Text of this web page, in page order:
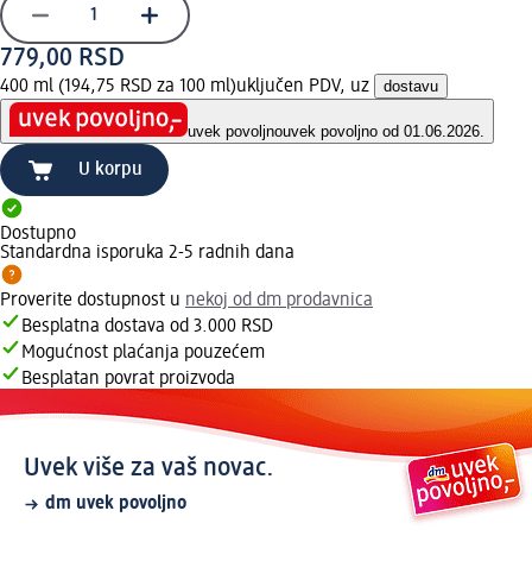
779,00 RSD
400 ml (194,75 RSD za 100 ml)uključen PDV, uz dostavu
uvek povoljnouvek povoljno od 01.06.2026.
U korpu
Dostupno
Standardna isporuka 2-5 radnih dana
Proverite dostupnost u nekoj od dm prodavnica
Besplatna dostava od 3.000 RSD
Mogućnost plaćanja pouzećem
Besplatan povrat proizvoda
Uvek više za vaš novac.
dm uvek povoljno